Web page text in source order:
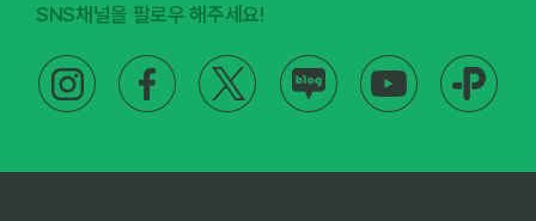
SNS채널을 팔로우 해주세요!